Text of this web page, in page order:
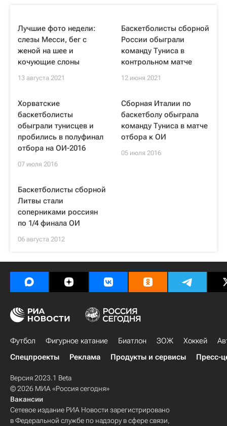
Лучшие фото недели:
слезы Месси, бег с
женой на шее и
кочующие слоны
13 августа 2021
Баскетболисты сборной
России обыграли
команду Туниса в
контрольном матче
12 июня 2021
Хорватские
баскетболисты
обыграли тунисцев и
пробились в полуфинал
отбора на ОИ-2016
07 июля 2016
Сборная Италии по
баскетболу обыграла
команду Туниса в матче
отбора к ОИ
05 июля 2016
Баскетболисты сборной
Литвы стали
соперниками россиян
по 1/4 финала ОИ
06 августа 2012
Футбол Фигурное катание Биатлон ЗОЖ Хоккей
Спецпроекты
Реклама Продукты и сервисы Пресс-
Версия 2023.1 Beta
© 2026 МИА «Россия сегодня»
Вакансии
Сетевое издание РИА Новости зарегистрировано
в Федеральной службе по надзору в сфере связи,